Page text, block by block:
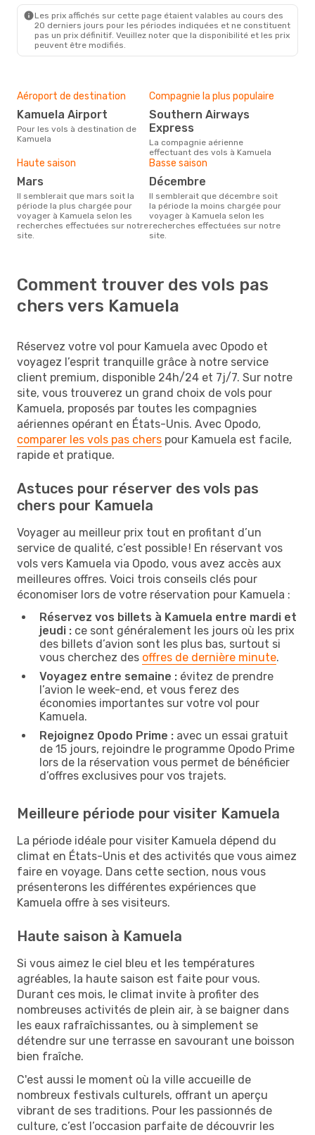
Les prix affichés sur cette page étaient valables au cours des
20 derniers jours pour les périodes indiquées et ne constituent
pas un prix définitif. Veuillez noter que la disponibilité et les prix
peuvent être modifiés.
Aéroport de destination
Kamuela Airport
Pour les vols à destination de
Kamuela
Compagnie la plus populaire
Southern Airways
Express
La compagnie aérienne
effectuant des vols à Kamuela
Haute saison
mars
Il semblerait que mars soit la
période la plus chargée pour
voyager à Kamuela selon les
recherches effectuées sur notre
site.
Basse saison
décembre
Il semblerait que décembre soit
la période la moins chargée pour
voyager à Kamuela selon les
recherches effectuées sur notre
site.
Comment trouver des vols pas
chers vers Kamuela
Réservez votre vol pour Kamuela avec Opodo et
voyagez l’esprit tranquille grâce à notre service
client premium, disponible 24h/24 et 7j/7. Sur notre
site, vous trouverez un grand choix de vols pour
Kamuela, proposés par toutes les compagnies
aériennes opérant en États-Unis. Avec Opodo,
comparer les vols pas chers pour Kamuela est facile,
rapide et pratique.
Astuces pour réserver des vols pas
chers pour Kamuela
Voyager au meilleur prix tout en profitant d’un
service de qualité, c’est possible ! En réservant vos
vols vers Kamuela via Opodo, vous avez accès aux
meilleures offres. Voici trois conseils clés pour
économiser lors de votre réservation pour Kamuela :
Réservez vos billets à Kamuela entre mardi et
jeudi : ce sont généralement les jours où les prix
des billets d’avion sont les plus bas, surtout si
vous cherchez des offres de dernière minute.
Voyagez entre semaine : évitez de prendre
l’avion le week-end, et vous ferez des
économies importantes sur votre vol pour
Kamuela.
Rejoignez Opodo Prime : avec un essai gratuit
de 15 jours, rejoindre le programme Opodo Prime
lors de la réservation vous permet de bénéficier
d’offres exclusives pour vos trajets.
Meilleure période pour visiter Kamuela
La période idéale pour visiter Kamuela dépend du
climat en États-Unis et des activités que vous aimez
faire en voyage. Dans cette section, nous vous
présenterons les différentes expériences que
Kamuela offre à ses visiteurs.
Haute saison à Kamuela
Si vous aimez le ciel bleu et les températures
agréables, la haute saison est faite pour vous.
Durant ces mois, le climat invite à profiter des
nombreuses activités de plein air, à se baigner dans
les eaux rafraîchissantes, ou à simplement se
détendre sur une terrasse en savourant une boisson
bien fraîche.
C'est aussi le moment où la ville accueille de
nombreux festivals culturels, offrant un aperçu
vibrant de ses traditions. Pour les passionnés de
culture, c’est l’occasion parfaite de découvrir les